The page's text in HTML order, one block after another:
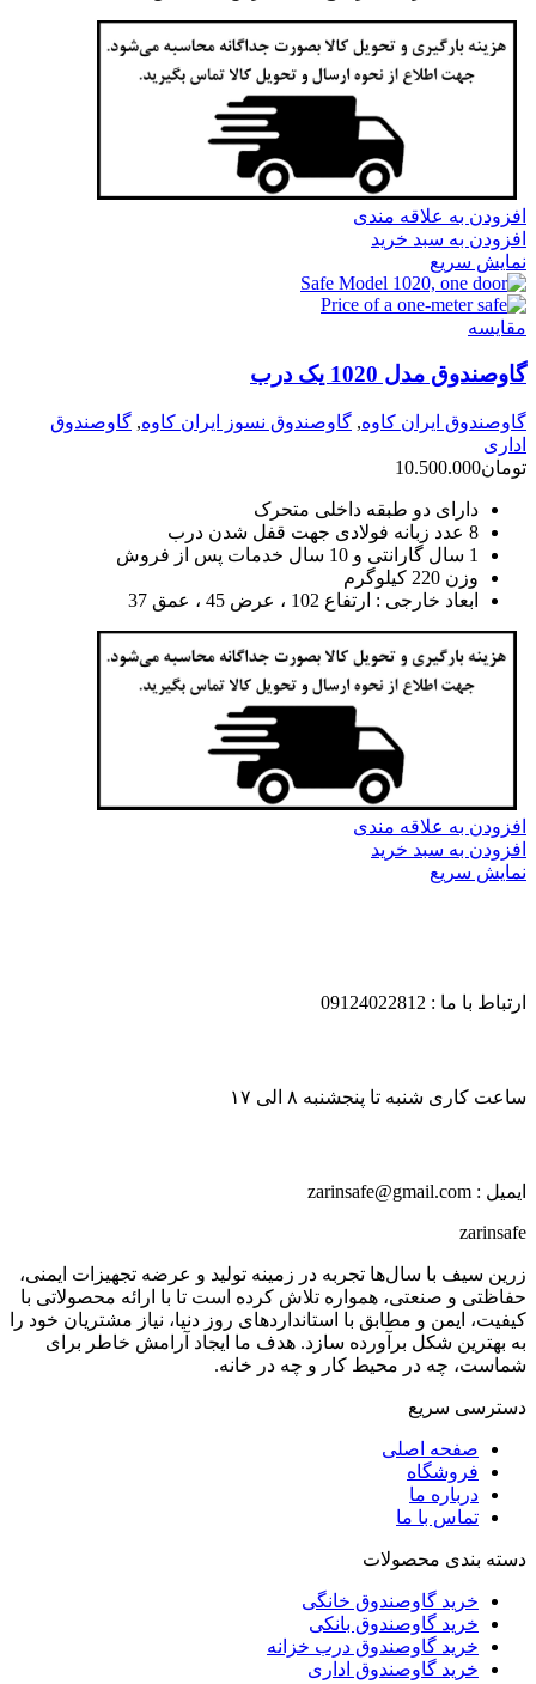
افزودن به علاقه مندی
افزودن به سبد خرید
نمایش سریع
مقايسه
گاوصندوق مدل 1020 یک درب
گاوصندوق ایران کاوه, گاوصندوق نسوز ایران کاوه, گاوصندوق
اداری
تومان10.500.000
دارای دو طبقه داخلی متحرک
8 عدد زبانه فولادی جهت قفل شدن درب
1 سال گارانتی و 10 سال خدمات پس از فروش
وزن 220 کیلوگرم
ابعاد خارجی : ارتفاع 102 ، عرض 45 ، عمق 37
افزودن به علاقه مندی
افزودن به سبد خرید
نمایش سریع
ارتباط با ما : 09124022812
ساعت کاری شنبه تا پنجشنبه ۸ الی ۱۷
ایمیل : zarinsafe@gmail.com
zarinsafe
زرین سیف با سال‌ها تجربه در زمینه تولید و عرضه تجهیزات ایمنی،
حفاظتی و صنعتی، همواره تلاش کرده است تا با ارائه محصولاتی با
کیفیت، ایمن و مطابق با استانداردهای روز دنیا، نیاز مشتریان خود را
به بهترین شکل برآورده سازد. هدف ما ایجاد آرامش خاطر برای
شماست، چه در محیط کار و چه در خانه.
دسترسی سریع
صفحه اصلی
فروشگاه
درباره ما
تماس با ما
دسته بندی محصولات
خرید گاوصندوق خانگی
خرید گاوصندوق بانکی
خرید گاوصندوق درب خزانه
خرید گاوصندوق اداری